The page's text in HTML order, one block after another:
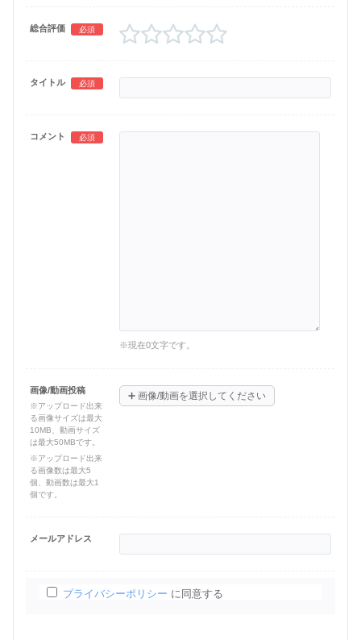
総合評価 必須
タイトル 必須
コメント 必須
※現在0文字です。
画像/動画投稿
※アップロード出来
る画像サイズは最大
10MB、動画サイズ
は最大50MBです。
※アップロード出来
る画像数は最大5
個、動画数は最大1
個です。
➕ 画像/動画を選択してください
メールアドレス
プライバシーポリシー に同意する